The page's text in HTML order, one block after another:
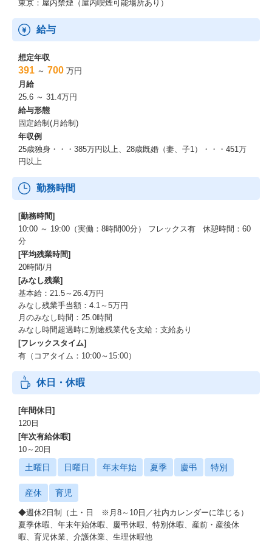
東京：屋内禁煙（屋内喫煙可能場所あり）
給与
想定年収
391 ～ 700 万円
月給
25.6 ～ 31.4万円
給与形態
固定給制(月給制)
年収例
25歳独身・・・385万円以上、28歳既婚（妻、子1）・・・451万
円以上
勤務時間
[勤務時間]
10:00 ～ 19:00（実働：8時間00分） フレックス有 休憩時間：60
分
[平均残業時間]
20時間/月
[みなし残業]
基本給：21.5～26.4万円
みなし残業手当額：4.1～5万円
月のみなし時間：25.0時間
みなし時間超過時に別途残業代を支給：支給あり
[フレックスタイム]
有（コアタイム：10:00～15:00）
休日・休暇
[年間休日]
120日
[年次有給休暇]
10～20日
土曜日 日曜日 年末年始 夏季 慶弔 特別
産休 育児
◆週休2日制（土・日 ※月8～10日／社内カレンダーに準じる）
夏季休暇、年末年始休暇、慶弔休暇、特別休暇、産前・産後休
暇、育児休業、介護休業、生理休暇他